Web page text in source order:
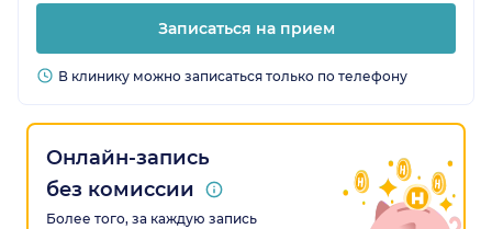
Записаться на прием
В клинику можно записаться только по телефону
Онлайн-запись
без комиссии
Более того, за каждую запись